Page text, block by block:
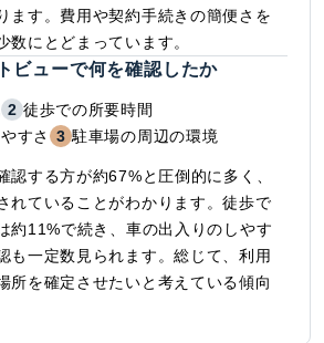
ます。費用や契約手続きの簡便さを
数にとどまっています。
ビューで何を確認したか
2 徒歩での所要時間
すさ 3 駐車場の周辺の環境
認する方が約67%と圧倒的に多く、
れていることがわかります。徒歩で
約11%で続き、車の出入りのしやす
も一定数見られます。総じて、利用
所を確定させたいと考えている傾向